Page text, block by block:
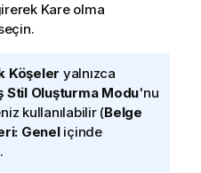
Kare olma
Köşeler yalnızca
Stil Oluşturma Modu'nu
kullanılabilir (Belge
Geneliçinde